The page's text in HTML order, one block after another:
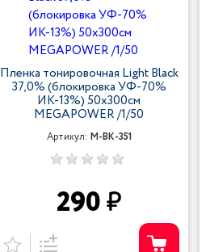
Пленка тонировочная Light Black
37,0% (блокировка УФ-70%
ИК-13%) 50х300см
MEGAPOWER /1/50
Артикул: M-BK-351
290